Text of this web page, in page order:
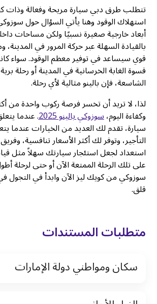
تتطلب طرق دبي سيارة مريحة وفعالة وذات
استهلاك الوقود وهنا يأتي السؤال حول
أبعاد خارجية صغيرة نسبيًا ولكن مساحات
بالقيادة السهلة عبر حركة المرور في
قوي سيساعد في توفير معظم الوقود. سواء
قسوة الغابة الخرسانية في المدينة أو رحلة
الشاسعة، فإن بالينو مثالية لأي رحلة.
لذا، لا تريد أن تخسر فرصة ركوب واحدة من
وكفاءة اليوم،سوزوكي بالينو 2025 . عندما
سيارة، تقدم لك العديد من الخيارات عندما
التأجير، وتوفر لك أكثر الأسعار تنافسية،
استعداد لجعل استئجار سيارتك سهلاً مثل
على تلك الرحلة الممتعة الآن أو حتى لرحلة
سوزوكي من كويك ليز الآن وابدأ في
قلق.
متطلبات المستندات
سكان ومواطني دولة الإمارات